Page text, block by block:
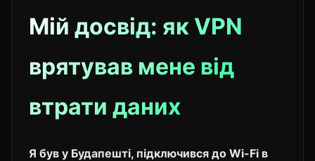
Мій досвід: як VPN
врятував мене від
втрати даних
Я був у Будапешті, підключився до Wi-Fi в